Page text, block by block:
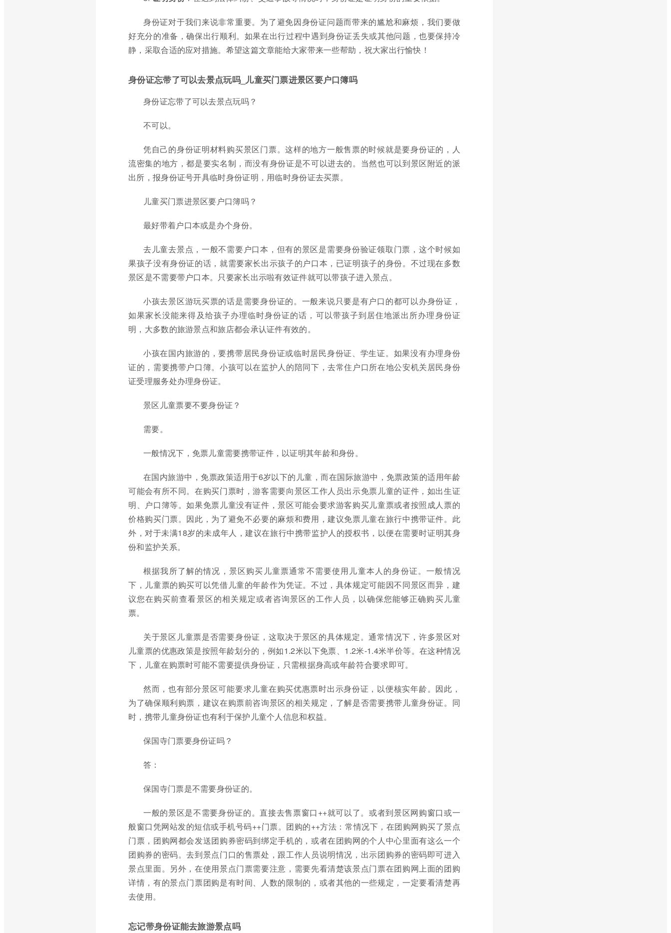
身份证对于我们来说非常重要。为了避免因身份证问题而带来的尴尬和麻烦，我们要做
好充分的准备，确保出行顺利。如果在出行过程中遇到身份证丢失或其他问题，也要保持冷
静，采取合适的应对措施。希望这篇文章能给大家带来一些帮助，祝大家出行愉快！
身份证忘带了可以去景点玩吗_儿童买门票进景区要户口簿吗
身份证忘带了可以去景点玩吗？
不可以。
凭自己的身份证明材料购买景区门票。这样的地方一般售票的时候就是要身份证的，人
流密集的地方，都是要实名制，而没有身份证是不可以进去的。当然也可以到景区附近的派
出所，报身份证号开具临时身份证明，用临时身份证去买票。
儿童买门票进景区要户口簿吗？
最好带着户口本或是办个身份。
去儿童去景点，一般不需要户口本，但有的景区是需要身份验证领取门票，这个时候如
果孩子没有身份证的话，就需要家长出示孩子的户口本，已证明孩子的身份。不过现在多数
景区是不需要带户口本。只要家长出示啦有效证件就可以带孩子进入景点。
小孩去景区游玩买票的话是需要身份证的。一般来说只要是有户口的都可以办身份证，
如果家长没能来得及给孩子办理临时身份证的话，可以带孩子到居住地派出所办理身份证
明，大多数的旅游景点和旅店都会承认证件有效的。
小孩在国内旅游的，要携带居民身份证或临时居民身份证、学生证。如果没有办理身份
证的，需要携带户口簿。小孩可以在监护人的陪同下，去常住户口所在地公安机关居民身份
证受理服务处办理身份证。
景区儿童票要不要身份证？
需要。
一般情况下，免票儿童需要携带证件，以证明其年龄和身份。
在国内旅游中，免票政策适用于6岁以下的儿童，而在国际旅游中，免票政策的适用年龄
可能会有所不同。在购买门票时，游客需要向景区工作人员出示免票儿童的证件，如出生证
明、户口簿等。如果免票儿童没有证件，景区可能会要求游客购买儿童票或者按照成人票的
价格购买门票。因此，为了避免不必要的麻烦和费用，建议免票儿童在旅行中携带证件。此
外，对于未满18岁的未成年人，建议在旅行中携带监护人的授权书，以便在需要时证明其身
份和监护关系。
根据我所了解的情况，景区购买儿童票通常不需要使用儿童本人的身份证。一般情况
下，儿童票的购买可以凭借儿童的年龄作为凭证。不过，具体规定可能因不同景区而异，建
议您在购买前查看景区的相关规定或者咨询景区的工作人员，以确保您能够正确购买儿童
票。
关于景区儿童票是否需要身份证，这取决于景区的具体规定。通常情况下，许多景区对
儿童票的优惠政策是按照年龄划分的，例如1.2米以下免票、1.2米-1.4米半价等。在这种情况
下，儿童在购票时可能不需要提供身份证，只需根据身高或年龄符合要求即可。
然而，也有部分景区可能要求儿童在购买优惠票时出示身份证，以便核实年龄。因此，
为了确保顺利购票，建议在购票前咨询景区的相关规定，了解是否需要携带儿童身份证。同
时，携带儿童身份证也有利于保护儿童个人信息和权益。
保国寺门票要身份证吗？
答：
保国寺门票是不需要身份证的。
一般的景区是不需要身份证的。直接去售票窗口++就可以了。或者到景区网购窗口或一
般窗口凭网站发的短信或手机号码++门票。团购的++方法：常情况下，在团购网购买了景点
门票，团购网都会发送团购券密码到绑定手机的，或者在团购网的个人中心里面有这么一个
团购券的密码。去到景点门口的售票处，跟工作人员说明情况，出示团购券的密码即可进入
景点里面。另外，在使用景点门票需要注意，需要先看清楚该景点门票在团购网上面的团购
详情，有的景点门票团购是有时间、人数的限制的，或者其他的一些规定，一定要看清楚再
去使用。
忘记带身份证能去旅游景点吗